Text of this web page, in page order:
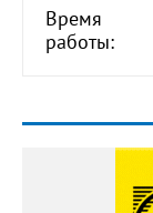
Время
работы: